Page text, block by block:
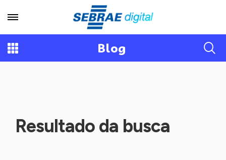
Blog
Resultado da busca